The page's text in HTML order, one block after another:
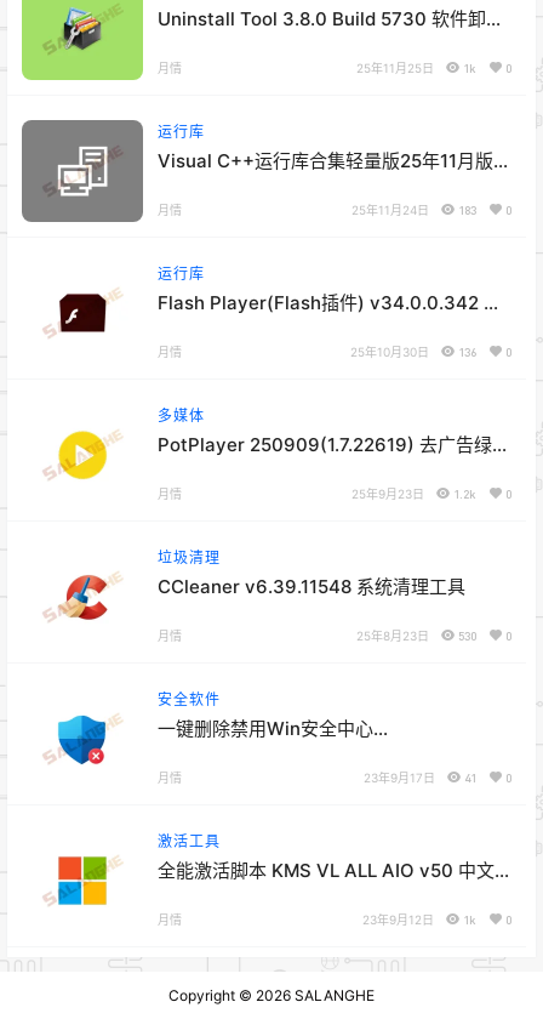
Uninstall Tool 3.8.0 Build 5730 软件卸载
月情 25年11月25日 1k 0
运行库
Visual C++运行库合集轻量版25年11月版
月情 25年11月24日 183 0
运行库
Flash Player(Flash插件) v34.0.0.342 纯
月情 25年10月30日 136 0
多媒体
PotPlayer 250909(1.7.22619) 去广告绿色
月情 25年9月23日 1.2k 0
垃圾清理
CCleaner v6.39.11548 系统清理工具
月情 25年8月23日 530 0
安全软件
一键删除禁用Win安全中心
月情 23年9月17日 41 0
激活工具
全能激活脚本 KMS VL ALL AIO v50 中文
月情 23年9月12日 1k 0
Copyright © 2026 SALANGHE